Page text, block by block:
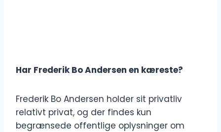
Har Frederik Bo Andersen en kæreste?
Frederik Bo Andersen holder sit privatliv
relativt privat, og der findes kun
begrænsede offentlige oplysninger om